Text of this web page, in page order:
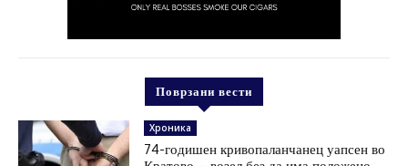
Поврзани вести
Хроника
74-годишен кривопаланчанец уапсен во